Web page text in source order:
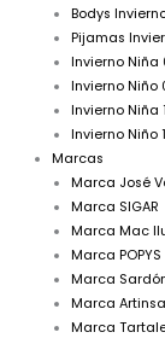
Bodys
Pijamas
Invierno Niña
Invierno Niño
Invierno Niña
Invierno Niño
Marcas
Marca José
Marca SIGAR
Marca Mac
Marca POPYS
Marca
Marca Artinsa
Marca